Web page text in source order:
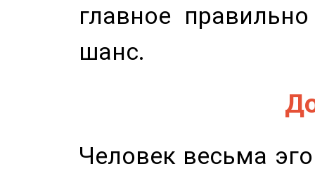
главное
шанс.
Человек весьма